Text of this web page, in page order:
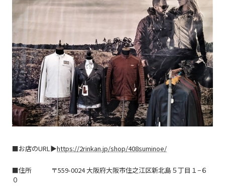
■お店のURL▶https://2rinkan.jp/shop/408suminoe/
■住所 〒559-0024 大阪府大阪市住之江区新北島５丁目１−６
０